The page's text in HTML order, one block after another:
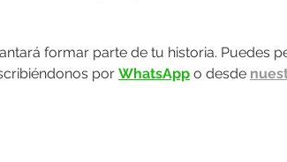
formar parte de tu historia. Puedes
por WhatsApp o desde